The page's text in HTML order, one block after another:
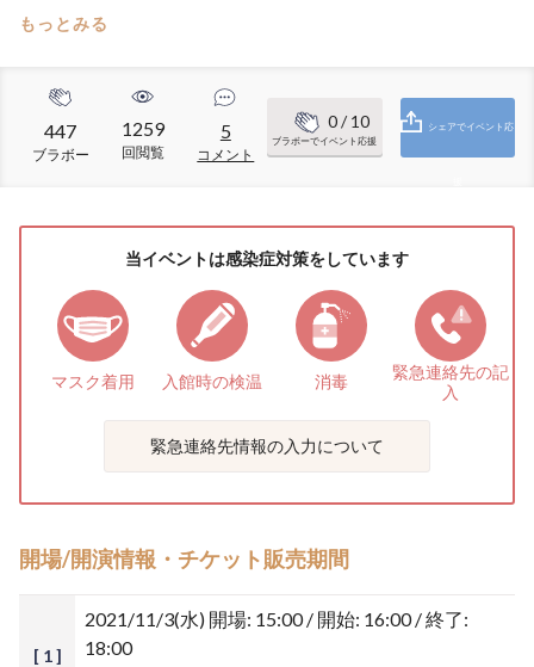
もっとみる
447
ブラボー
1259
回閲覧
5
コメント
0/ 10
ブラボーでイベント応援
シェアでイベント応
当イベントは感染症対策をしています
マスク着用 入館時の検温 消毒 緊急連絡先の記
入
緊急連絡先情報の入力について
開場/開演情報・チケット販売期間
[ 1 ]
2021/11/3(水) 開場: 15:00 / 開始: 16:00 / 終了:
18:00